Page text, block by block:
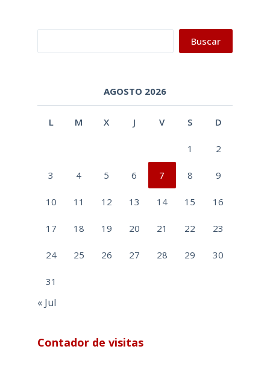
Buscar
AGOSTO 2026
L M X J V S D
1 2
3 4 5 6 7 8 9
10 11 12 13 14 15 16
17 18 19 20 21 22 23
24 25 26 27 28 29 30
31
« Jul
Contador de visitas